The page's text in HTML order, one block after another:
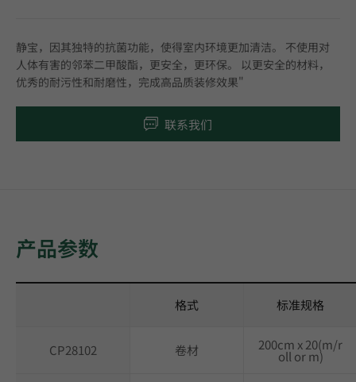
静宝，因其独特的抗菌功能，使得室内环境更加清洁。 不使用对
人体有害的邻苯二甲酸酯，更安全，更环保。 以更安全的材料，
优秀的耐污性和耐磨性，完成高品质装修效果"
联系我们
产品参数
格式 标准规格
CP28102 卷材 200cm x 20(m/r
oll or m)